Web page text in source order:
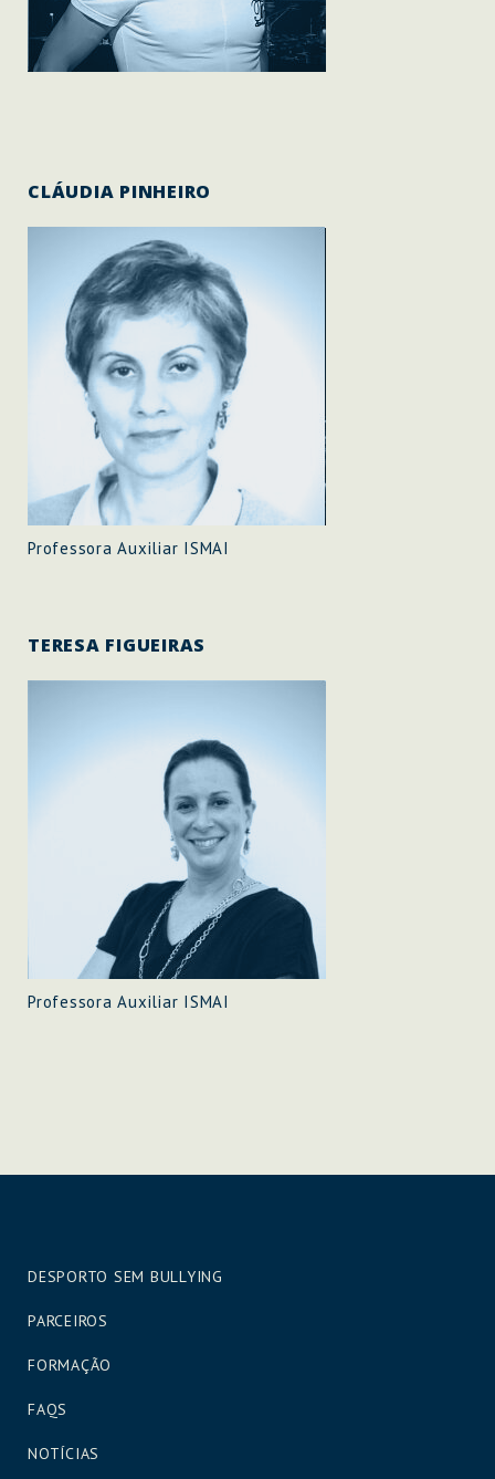
CLÁUDIA PINHEIRO
Professora Auxiliar ISMAI
TERESA FIGUEIRAS
Professora Auxiliar ISMAI
DESPORTO SEM BULLYING
PARCEIROS
FORMAÇÃO
FAQS
NOTÍCIAS